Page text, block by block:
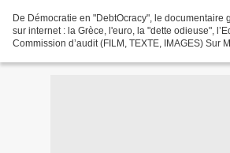
De Démocratie en "DebtOcracy", le documentaire
sur internet : la Grèce, l'euro, la "dette odieuse",
Commission d’audit (FILM, TEXTE, IMAGES) Sur